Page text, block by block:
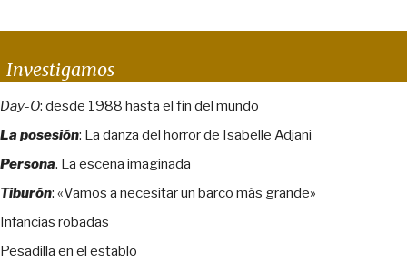
Investigamos
Day-O: desde 1988 hasta el fin del mundo
La posesión: La danza del horror de Isabelle Adjani
Persona. La escena imaginada
Tiburón: «Vamos a necesitar un barco más grande»
Infancias robadas
Pesadilla en el establo